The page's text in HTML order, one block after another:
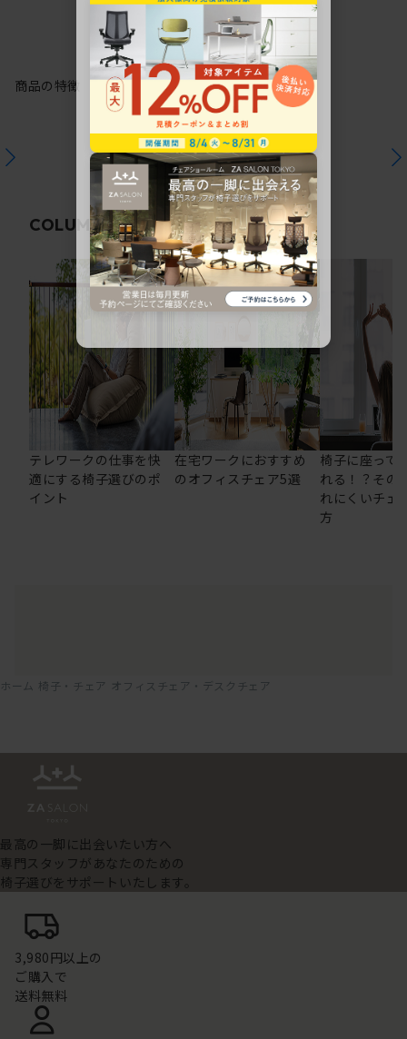
商品の特徴
COLUMN関連コラム
テレワークの仕事を快
適にする椅子選びのポ
イント
在宅ワークにおすすめ
のオフィスチェア5選
椅子に座って
れる！？その
れにくいチェ
方
ホーム 椅子・チェア オフィスチェア・デスクチェア
最高の一脚に出会いたい方へ
専門スタッフがあなたのための
椅子選びをサポートいたします。
3,980円以上の
ご購入で
送料無料